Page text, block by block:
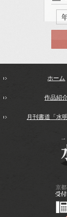
ホーム
作品紹
月刊書道「水
京